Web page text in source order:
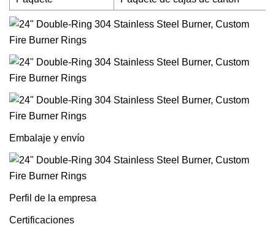
Embalaje y envío
Perfil de la empresa
Certificaciones